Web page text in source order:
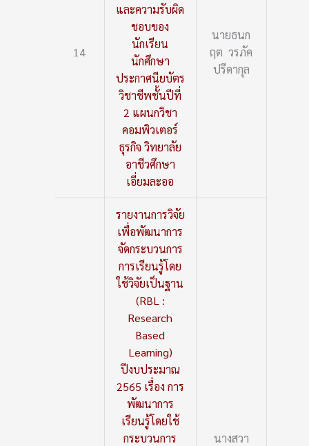
14
และความรับผิด
ชอบของ
นักเรียน
นักศึกษา
ประกาศนียบัตร
วิชาชีพชั้นปีที่
2 แผนกวิชา
คอมพิวเตอร์
ธุรกิจ วิทยาลัย
อาชีวศึกษา
เอี่ยมละออ
นายธนก
ฤต วรภัค
ปรีดากุล
รายงานการวิจัย
เพื่อพัฒนาการ
จัดกระบวนการ
การเรียนรู้โดย
ใช้วิจัยเป็นฐาน
(RBL :
Research
Based
Learning)
ปีงบประมาณ
2565 เรื่อง การ
พัฒนาการ
เรียนรู้โดยใช้
กระบวนการ
นางสวา